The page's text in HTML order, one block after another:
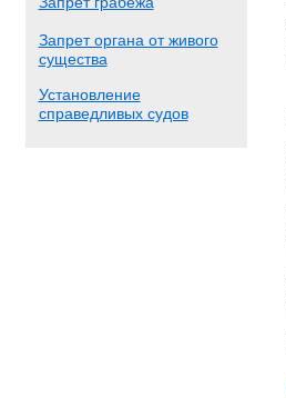
Запрет органа от живого
существа
Установление
справедливых судов